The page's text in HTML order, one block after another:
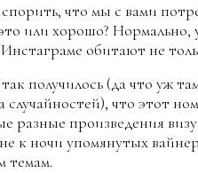
что мы с вами
или хорошо? Нормально,
обитают не
получилось (да что уж
случайностей), что этот
разные произведения
к ночи упомянутых
темам.